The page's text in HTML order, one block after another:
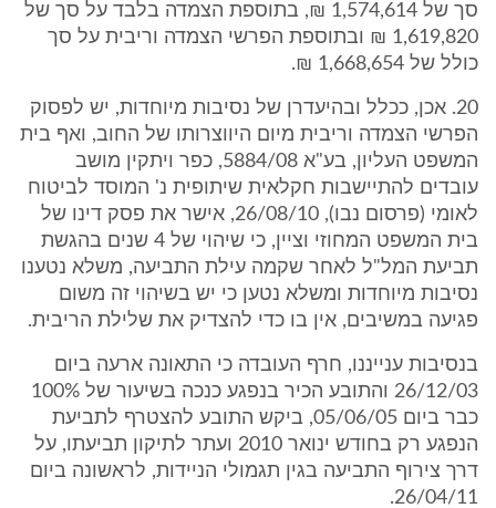
סך של 1,574,614 ₪, בתוספת הצמדה בלבד על סך של
1,619,820 ₪ ובתוספת הפרשי הצמדה וריבית על סך
כולל של 1,668,654 ₪.
20. אכן, ככלל ובהיעדרן של נסיבות מיוחדות, יש לפסוק
הפרשי הצמדה וריבית מיום היווצרותו של החוב, ואף בית
המשפט העליון, בע"א 5884/08, כפר ויתקין מושב
עובדים להתיישבות חקלאית שיתופית נ' המוסד לביטוח
לאומי (פרסום נבו), 26/08/10, אישר את פסק דינו של
בית המשפט המחוזי וציין, כי שיהוי של 4 שנים בהגשת
תביעת המל"ל לאחר שקמה עילת התביעה, משלא נטענו
נסיבות מיוחדות ומשלא נטען כי יש בשיהוי זה משום
פגיעה במשיבים, אין בו כדי להצדיק את שלילת הריבית.
בנסיבות ענייננו, חרף העובדה כי התאונה ארעה ביום
26/12/03 והתובע הכיר בנפגע כנכה בשיעור של 100%
כבר ביום 05/06/05, ביקש התובע להצטרף לתביעת
הנפגע רק בחודש ינואר 2010 ועתר לתיקון תביעתו, על
דרך צירוף התביעה בגין תגמולי הניידות, לראשונה ביום
26/04/11.